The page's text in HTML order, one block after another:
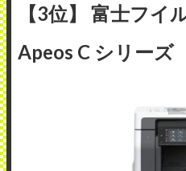
【3位】 富士フイ
Apeos C シリーズ